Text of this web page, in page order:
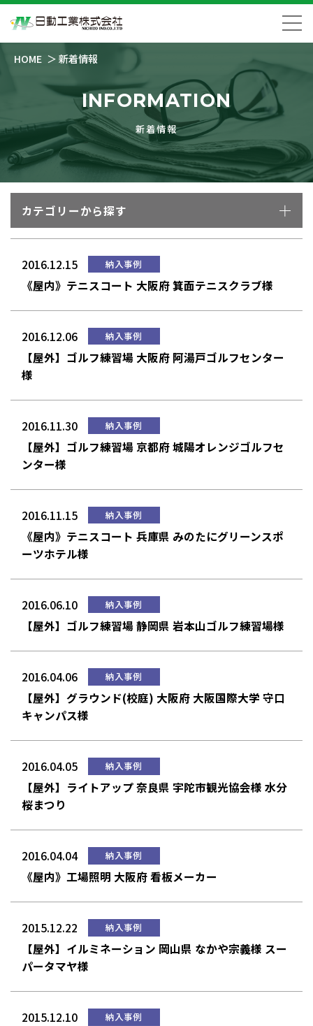
HOME 新着情報
INFORMATION
新着情報
カテゴリーから探す
2016.12.15 納入事例
《屋内》テニスコート 大阪府 箕面テニスクラブ様
2016.12.06 納入事例
【屋外】ゴルフ練習場 大阪府 阿湯戸ゴルフセンター
様
2016.11.30 納入事例
【屋外】ゴルフ練習場 京都府 城陽オレンジゴルフセ
ンター様
2016.11.15 納入事例
《屋内》テニスコート 兵庫県 みのたにグリーンスポ
ーツホテル様
2016.06.10 納入事例
【屋外】ゴルフ練習場 静岡県 岩本山ゴルフ練習場様
2016.04.06 納入事例
【屋外】グラウンド(校庭) 大阪府 大阪国際大学 守口
キャンパス様
2016.04.05 納入事例
【屋外】ライトアップ 奈良県 宇陀市観光協会様 水分
桜まつり
2016.04.04 納入事例
《屋内》工場照明 大阪府 看板メーカー
2015.12.22 納入事例
【屋外】イルミネーション 岡山県 なかや宗義様 スー
パータマヤ様
2015.12.10 納入事例